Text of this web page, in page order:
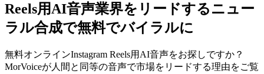
Reels用AI音声業界をリードするニュー
ラル合成で無料でバイラルに
無料オンラインInstagram Reels用AI音声をお探しですか？
MorVoiceが人間と同等の音声で市場をリードする理由をご覧